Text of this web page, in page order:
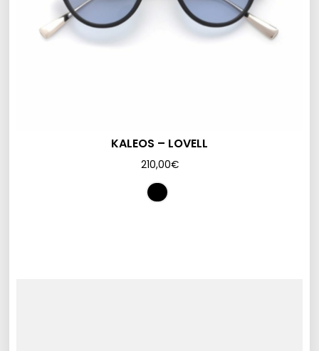
KALEOS – LOVELL
210,00€